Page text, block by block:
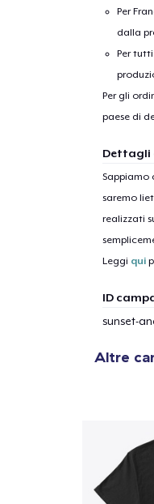
Per
dalla
Per
Per gli
paese di
Dettagli
Sappiamo
saremo
realizzati
Leggi qui
ID
sunset-
Altre